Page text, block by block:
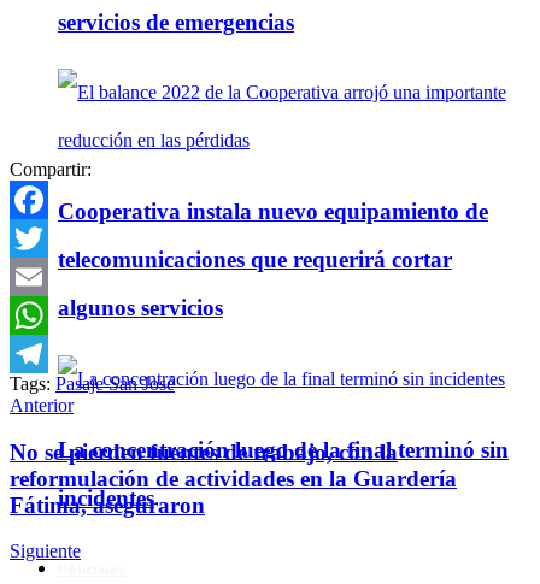
servicios de emergencias
Cooperativa instala nuevo equipamiento de
telecomunicaciones que requerirá cortar
algunos servicios
La concentración luego de la final terminó sin
incidentes
Compartir:
Facebook
Twitter
Email
WhatsApp
Telegram
Tags: Pasaje San José
Anterior
No se pierden fuentes de trabajo, con la
reformulación de actividades en la Guardería
Fátima, aseguraron
Siguiente